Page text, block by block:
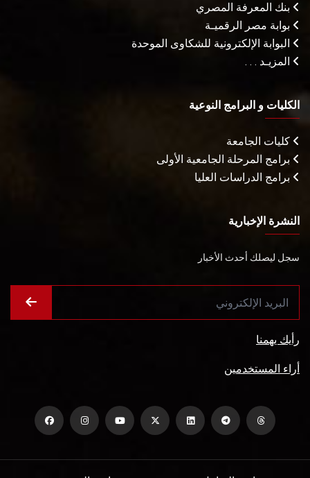
بنك المعرفة المصري
بوابة مصر الرقميـة
البوابة الإلكترونية للشكاوى الموحدة
المزيـد . . .
الكليات و البرامج النوعية
كليات الجامعة
برامج المرحلة الجامعية الأولى
برامج الدراسات العليا
النشرة الإخبارية
سجل ليصلك أحدث الأخبار
رأيك يهمنا
أراء المستخدمين